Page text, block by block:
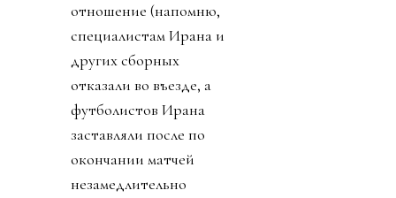
отношение (напомню,
специалистам Ирана и
других сборных
отказали во въезде, а
футболистов Ирана
заставляли после по
окончании матчей
незамедлительно